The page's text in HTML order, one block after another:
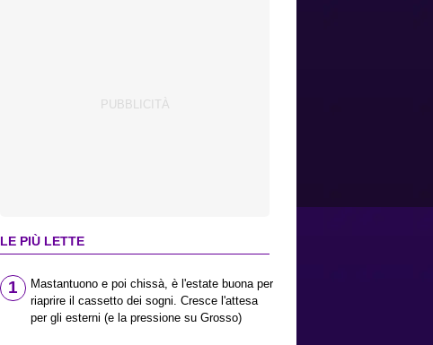
LE PIÙ LETTE
1
Mastantuono e poi chissà, è l'estate buona per
riaprire il cassetto dei sogni. Cresce l'attesa
per gli esterni (e la pressione su Grosso)